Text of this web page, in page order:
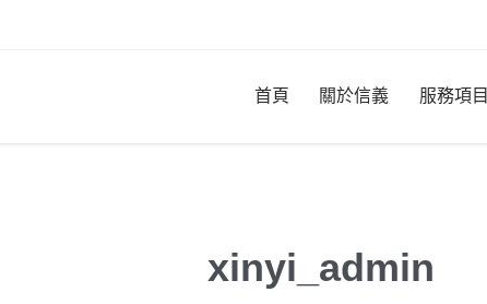
首頁 關於信義 服務項目
xinyi_admin